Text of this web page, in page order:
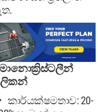
කාර්යක්ෂමතාව: 20-